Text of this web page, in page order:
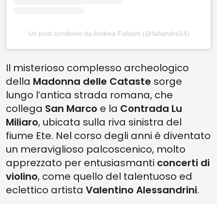
Un post condiviso da Andrea Fabiani (@fabandre14)
Il misterioso complesso archeologico
della Madonna delle Cataste sorge
lungo l’antica strada romana, che
collega San Marco e la Contrada Lu
Miliaro, ubicata sulla riva sinistra del
fiume Ete. Nel corso degli anni è diventato
un meraviglioso palcoscenico, molto
apprezzato per entusiasmanti concerti di
violino, come quello del talentuoso ed
eclettico artista Valentino Alessandrini.